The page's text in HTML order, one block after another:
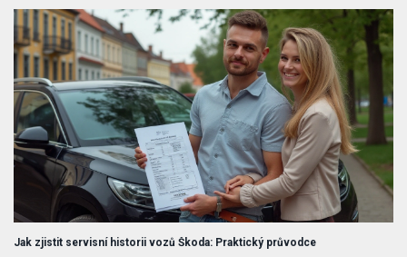
Jak zjistit servisní historii vozů Škoda: Praktický průvodce